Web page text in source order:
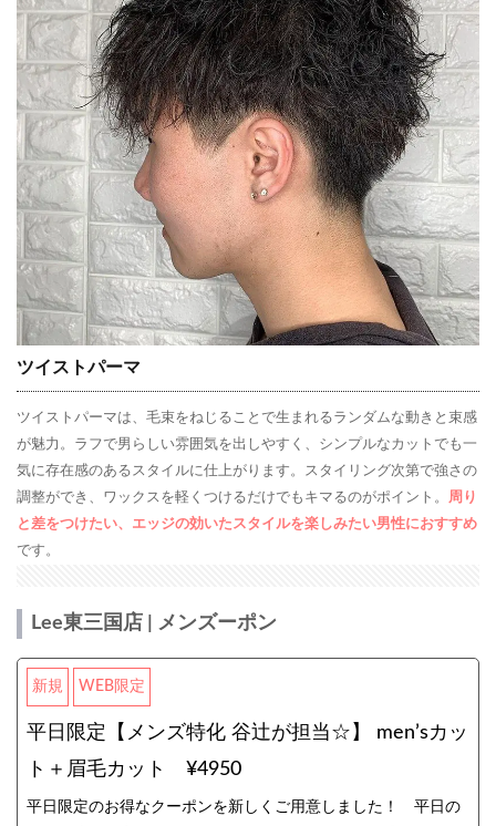
ツイストパーマ
ツイストパーマは、毛束をねじることで生まれるランダムな動きと束感
が魅力。ラフで男らしい雰囲気を出しやすく、シンプルなカットでも一
気に存在感のあるスタイルに仕上がります。スタイリング次第で強さの
調整ができ、ワックスを軽くつけるだけでもキマるのがポイント。 周り
と差をつけたい、エッジの効いたスタイルを楽しみたい男性におすすめ
です。
Lee東三国店 | メンズーポン
新規 WEB限定
平日限定【メンズ特化 谷辻が担当☆】 men’sカッ
ト＋眉毛カット ¥4950
平日限定のお得なクーポンを新しくご用意しました！ 平日の